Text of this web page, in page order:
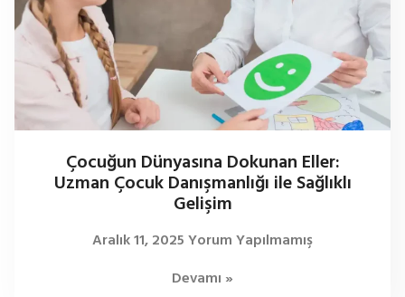
Çocuğun Dünyasına Dokunan Eller:
Uzman Çocuk Danışmanlığı ile Sağlıklı
Gelişim
Aralık 11, 2025Yorum Yapılmamış
Devamı »